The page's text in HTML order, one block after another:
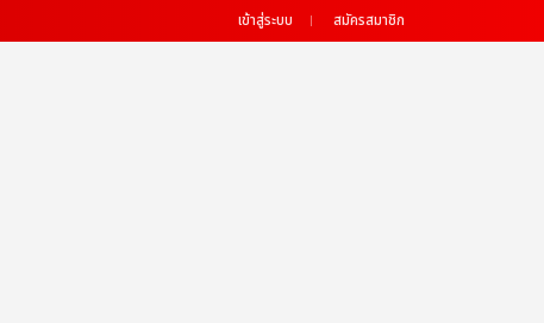
เข้าสู่ระบบ สมัครสมาชิก